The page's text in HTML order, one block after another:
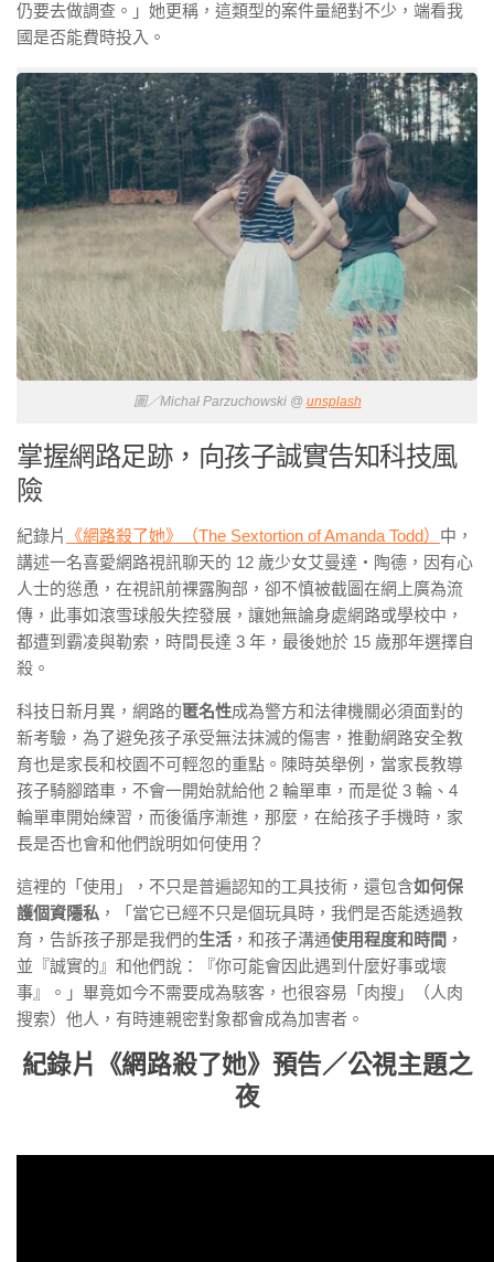
仍要去做調查。」她更稱，這類型的案件量絕對不少，端看我
國是否能費時投入。
圖／Michał Parzuchowski @ unsplash
掌握網路足跡，向孩子誠實告知科技風
險
紀錄片 《網路殺了她》（The Sextortion of Amanda Todd） 中，
講述一名喜愛網路視訊聊天的 12 歲少女艾曼達‧陶德，因有心
人士的慫恿，在視訊前裸露胸部，卻不慎被截圖在網上廣為流
傳，此事如滾雪球般失控發展，讓她無論身處網路或學校中，
都遭到霸凌與勒索，時間長達 3 年，最後她於 15 歲那年選擇自
殺。
科技日新月異，網路的匿名性成為警方和法律機關必須面對的
新考驗，為了避免孩子承受無法抹滅的傷害，推動網路安全教
育也是家長和校園不可輕忽的重點。陳時英舉例，當家長教導
孩子騎腳踏車，不會一開始就給他 2 輪單車，而是從 3 輪、4
輪單車開始練習，而後循序漸進，那麼，在給孩子手機時，家
長是否也會和他們說明如何使用？
這裡的「使用」，不只是普遍認知的工具技術，還包含如何保
護個資隱私 ，「當它已經不只是個玩具時，我們是否能透過教
育，告訴孩子那是我們的生活 ，和孩子溝通使用程度和時間 ，
並『誠實的』和他們說：『你可能會因此遇到什麼好事或壞
事』。」畢竟如今不需要成為駭客，也很容易「肉搜」（人肉
搜索）他人，有時連親密對象都會成為加害者。
紀錄片《網路殺了她》預告／公視主題之
夜